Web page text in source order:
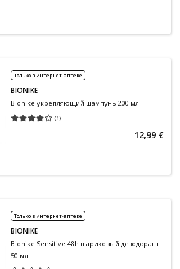
Только в интернет-аптеке
BIONIKE
Bionike укрепляющий шампунь 200 мл
(1)
Средняя оценка 4.00
12,99 €
Только в интернет-аптеке
BIONIKE
Bionike Sensitive 48h шариковый дезодорант
50 мл